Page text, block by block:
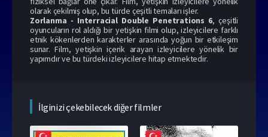
olarak çekilmiş olup, bu türde çeşitli temaları işler.
Zorlanma - Interracial Double Penetrations 6, çeşitli
oyuncuların rol aldığı bir yetişkin filmi olup, izleyicilere farklı
etnik kökenlerden karakterler arasında yoğun bir etkileşim
sunar. Film, yetişkin içerik arayan izleyicilere yönelik bir
yapımdır ve bu türdeki izleyicilere hitap etmektedir.
İlginizi çekebilecek diğer filmler